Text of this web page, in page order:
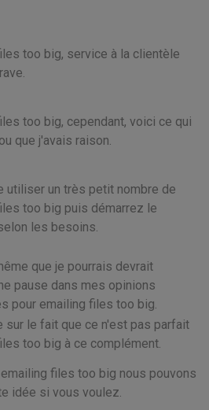
too big, service à la clientèle
too big, cependant, voici ce qui
que j'avais raison.
utiliser un très petit nombre de
too big puis démarrez le
les besoins.
que je pourrais devrait
pause dans mes opinions
pour emailing files too big.
sur le fait que ce n'est pas parfait
too big à ce complément.
files too big nous pouvons
idée si vous voulez.